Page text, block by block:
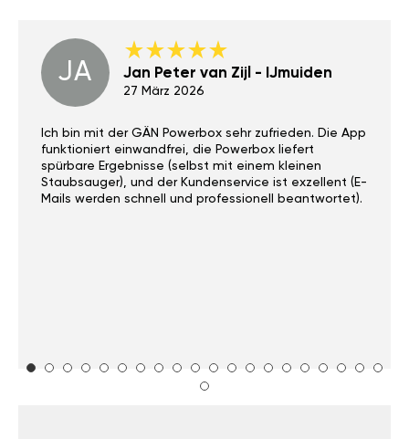
JA Jan Peter van Zijl - IJmuiden
27 März 2026
Ich bin mit der GÄN Powerbox sehr zufrieden. Die App
funktioniert einwandfrei, die Powerbox liefert
spürbare Ergebnisse (selbst mit einem kleinen
Staubsauger), und der Kundenservice ist exzellent (E-
Mails werden schnell und professionell beantwortet).